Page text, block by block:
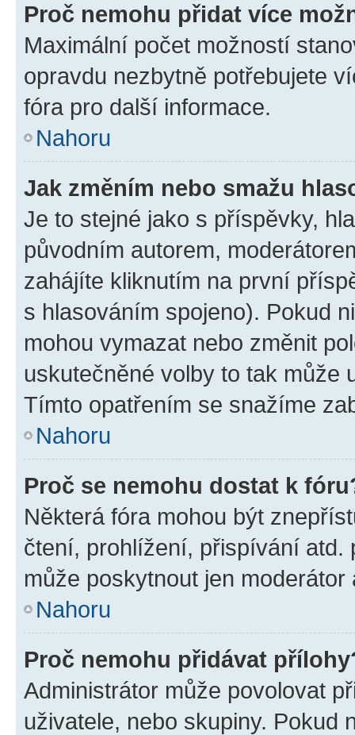
Proč nemohu přidat více
Maximální počet možností
opravdu nezbytně potřebujete
fóra pro další informace.
Nahoru
Jak změním nebo smažu
Je to stejné jako s příspěvky,
původním autorem,
zahájíte kliknutím na první
s hlasováním spojeno). Pokud
mohou vymazat nebo změnit
uskutečněné volby to tak může
Tímto opatřením se snažíme
Nahoru
Proč se nemohu dostat k
Některá fóra mohou být
čtení, prohlížení, přispívání atd.
může poskytnout jen
Nahoru
Proč nemohu přidávat
Administrátor může povolovat
uživatele, nebo skupiny. Pokud